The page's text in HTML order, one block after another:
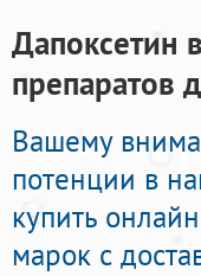
Дапоксетин
препаратов
Вашему
потенции в
купить
марок с